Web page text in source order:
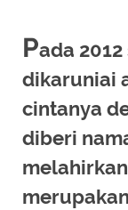
Pada
dikaruniai
cintanya
diberi